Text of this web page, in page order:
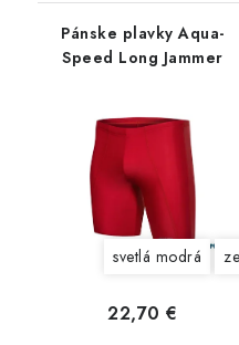
Pánske plavky Aqua-
Speed Long Jammer
svetlá modrá
22,70 €